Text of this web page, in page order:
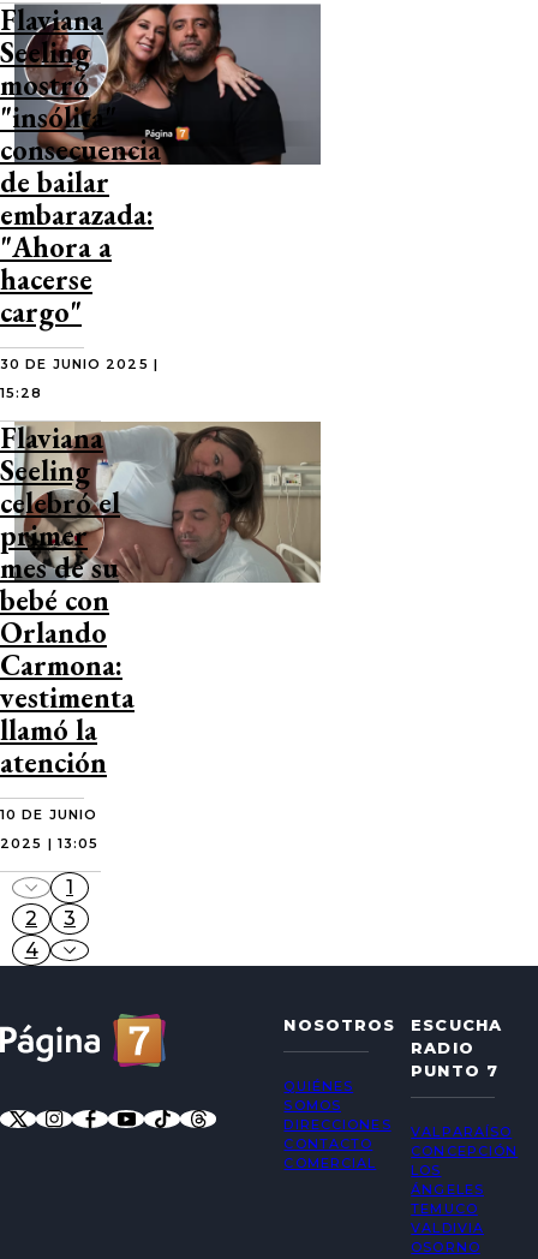
Flaviana
Seeling
mostró
"insólita"
consecuencia
de bailar
embarazada:
"Ahora a
hacerse
cargo"
30 DE JUNIO 2025 |
15:28
Flaviana
Seeling
celebró el
primer
mes de su
bebé con
Orlando
Carmona:
vestimenta
llamó la
atención
10 DE JUNIO
2025 | 13:05
1
2
3
4
NOSOTROS
QUIÉNES
SOMOS
DIRECCIONES
CONTACTO
COMERCIAL
ESCUCHA
RADIO
PUNTO 7
VALPARAÍSO
CONCEPCIÓN
LOS
ÁNGELES
TEMUCO
VALDIVIA
OSORNO